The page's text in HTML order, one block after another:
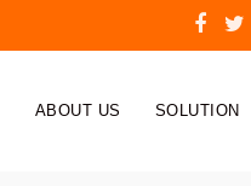
ABOUT US SOLUTION